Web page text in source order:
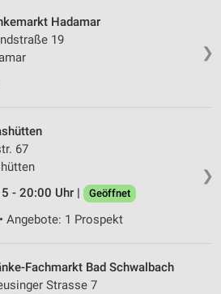
❯
Hadamar
19
❯
67
- 20:00 Uhr |
Geöffnet
Angebote: 1 Prospekt
Fachmarkt Bad Schwalbach
Strasse 7